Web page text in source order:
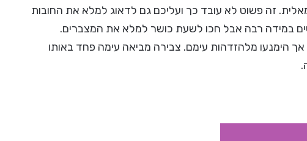
זה פשוט לא עובד כך ועליכם גם לדאוג למלא את החובות
במידה רבה אבל חכו לשעת כושר למלא את המצברים.
אך הימנעו מלהזדהות עימם. צבירה מביאה עימה פחד באותו